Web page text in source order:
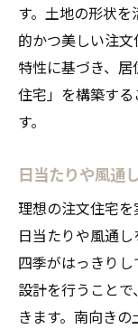
す。土地の形状
的かつ美しい注
特性に基づき、
住宅」を構築す
す。
日当たりや風通
理想の注文住宅
日当たりや風通
四季がはっきり
設計を行うこと
きます。南向き